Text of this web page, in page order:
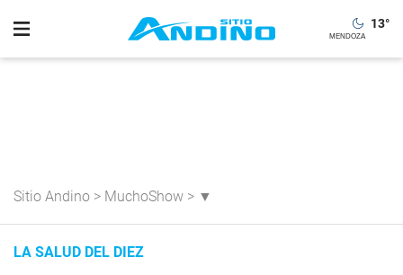
13°
Sitio Andino > MuchoShow > ▼
LA SALUD DEL DIEZ